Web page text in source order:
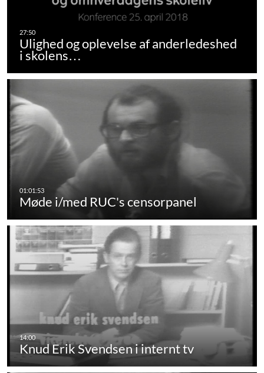
Ulighed og oplevelse af anderledeshed
i skolens…
Møde i/med RUC's censorpanel
Knud Erik Svendsen i internt tv